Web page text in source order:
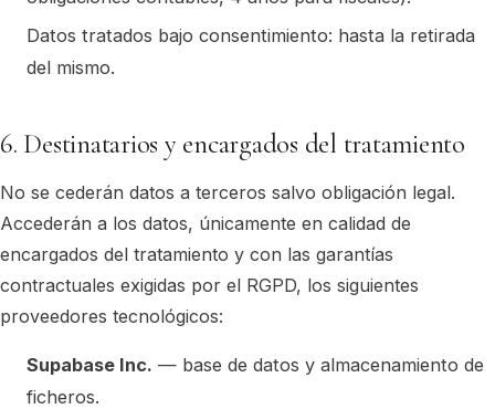
Datos tratados bajo consentimiento: hasta la retirada
del mismo.
6. Destinatarios y encargados del tratamiento
No se cederán datos a terceros salvo obligación legal.
Accederán a los datos, únicamente en calidad de
encargados del tratamiento y con las garantías
contractuales exigidas por el RGPD, los siguientes
proveedores tecnológicos:
Supabase Inc. — base de datos y almacenamiento de
ficheros.